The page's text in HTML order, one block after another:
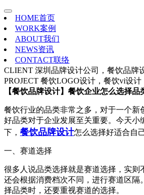
HOME首页
WORK案例
ABOUT我们
NEWS资讯
CONTACT联络
CLIENT 深圳品牌设计公司，餐饮品牌
PROJECT 餐饮LOGO设计，餐饮vi设计
【餐饮品牌设计】餐饮企业怎么选择品
餐饮行业的品类非常之多，对于一个新
好品类对于企业发展至关重要。今天小
下， 餐饮品牌设计怎么选择好适合自
一、赛道选择
很多人说品类选择就是赛道选择，实则
还会根据消费档次不同，进行赛道区隔
择品类时，还要重视赛道的选择。